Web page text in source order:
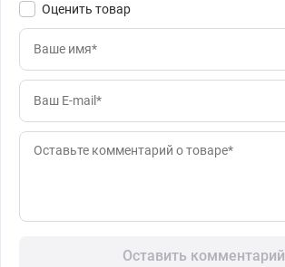
Оценить товар
Оставить комментарий